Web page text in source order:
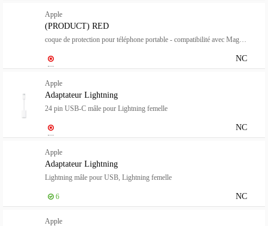
Apple
(PRODUCT) RED
NC
Apple
Adaptateur Lightning
24 pin USB-C mâle pour Lightning femelle
NC
Apple
Adaptateur Lightning
Lightning mâle pour USB, Lightning femelle
NC
6
Apple